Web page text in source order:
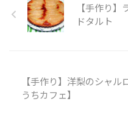
【手作り
ドタルト
【手作り】洋梨のシャル
うちカフェ】